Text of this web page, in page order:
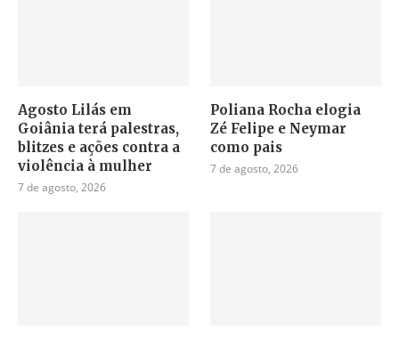
Agosto Lilás em
Goiânia terá palestras,
blitzes e ações contra a
violência à mulher
7 de agosto, 2026
Poliana Rocha elogia
Zé Felipe e Neymar
como pais
7 de agosto, 2026